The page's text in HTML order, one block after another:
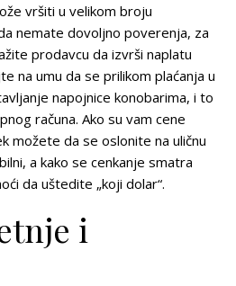
vršiti u velikom broju
nemate dovoljno poverenja, za
prodavcu da izvrši naplatu
na umu da se prilikom plaćanja u
napojnice konobarima, i to
računa. Ako su vam cene
možete da se oslonite na uličnu
a kako se cenkanje smatra
da uštedite „koji dolar“.
i